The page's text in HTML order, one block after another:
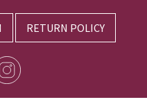
RETURN POLICY